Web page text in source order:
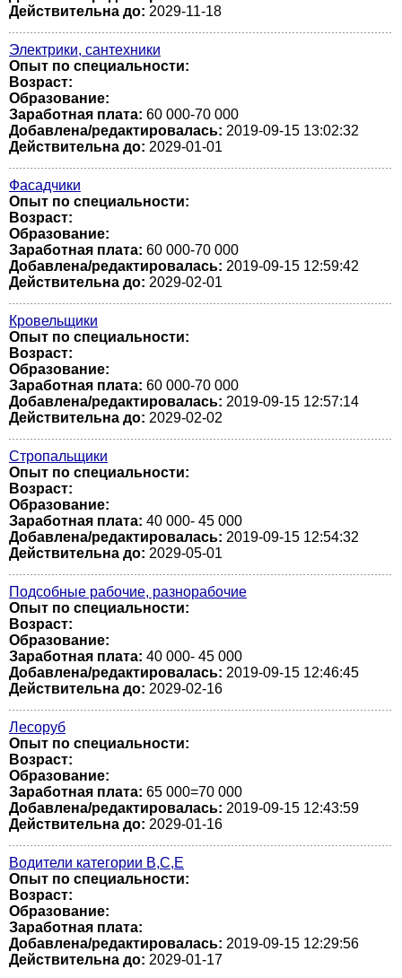
Действительна до: 2029-11-18
Электрики, сантехники
Опыт по специальности:
Возраст:
Образование:
Заработная плата: 60 000-70 000
Добавлена/редактировалась: 2019-09-15 13:02:32
Действительна до: 2029-01-01
Фасадчики
Опыт по специальности:
Возраст:
Образование:
Заработная плата: 60 000-70 000
Добавлена/редактировалась: 2019-09-15 12:59:42
Действительна до: 2029-02-01
Кровельщики
Опыт по специальности:
Возраст:
Образование:
Заработная плата: 60 000-70 000
Добавлена/редактировалась: 2019-09-15 12:57:14
Действительна до: 2029-02-02
Стропальщики
Опыт по специальности:
Возраст:
Образование:
Заработная плата: 40 000- 45 000
Добавлена/редактировалась: 2019-09-15 12:54:32
Действительна до: 2029-05-01
Подсобные рабочие, разнорабочие
Опыт по специальности:
Возраст:
Образование:
Заработная плата: 40 000- 45 000
Добавлена/редактировалась: 2019-09-15 12:46:45
Действительна до: 2029-02-16
Лесоруб
Опыт по специальности:
Возраст:
Образование:
Заработная плата: 65 000=70 000
Добавлена/редактировалась: 2019-09-15 12:43:59
Действительна до: 2029-01-16
Водители категории В,С,Е
Опыт по специальности:
Возраст:
Образование:
Заработная плата:
Добавлена/редактировалась: 2019-09-15 12:29:56
Действительна до: 2029-01-17